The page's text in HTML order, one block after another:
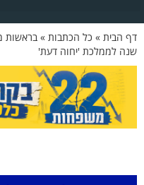
הבית»כל הכתבות»
לממלכת 'יחוה דעת'